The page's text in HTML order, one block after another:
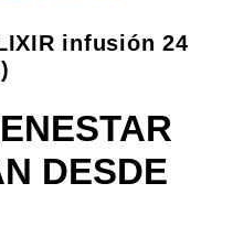
infusión 24
DESDE